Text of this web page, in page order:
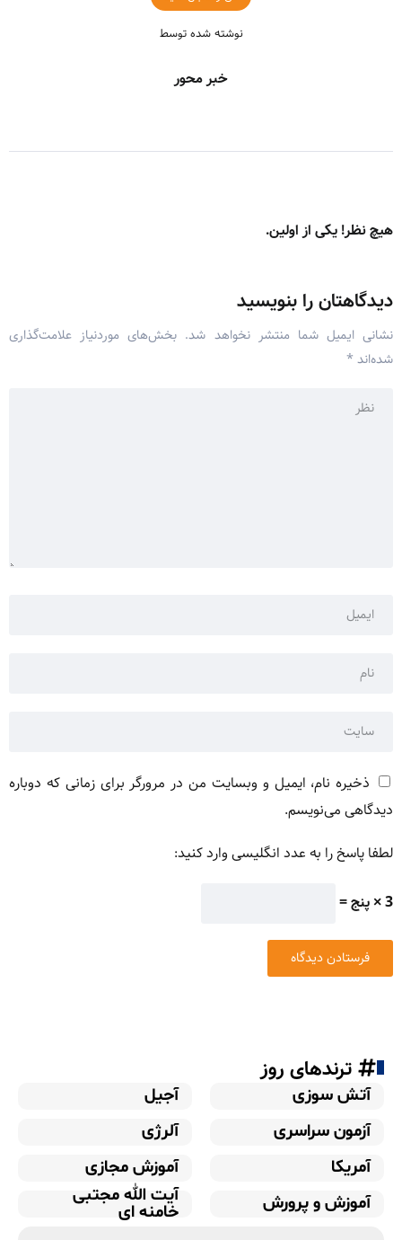
نوشته شده توسط
خبر محور
هیچ نظر! یکی از اولین.
دیدگاهتان را بنویسید
نشانی ایمیل شما منتشر نخواهد شد. بخش‌های موردنیاز علامت‌گذاری
شده‌اند *
ذخیره نام، ایمیل و وبسایت من در مرورگر برای زمانی که دوباره
دیدگاهی می‌نویسم.
لطفا پاسخ را به عدد انگلیسی وارد کنید:
3 × پنج =
ترندهای روز
آتش سوزی
آجیل
آزمون سراسری
آلرژی
آمریکا
آموزش مجازی
آموزش و پرورش
آیت الله مجتبی
خامنه ای